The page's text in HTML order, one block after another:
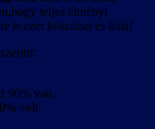
teljes élményt
is ezer köszönet és hála!
szerint:
90% van.
volt.